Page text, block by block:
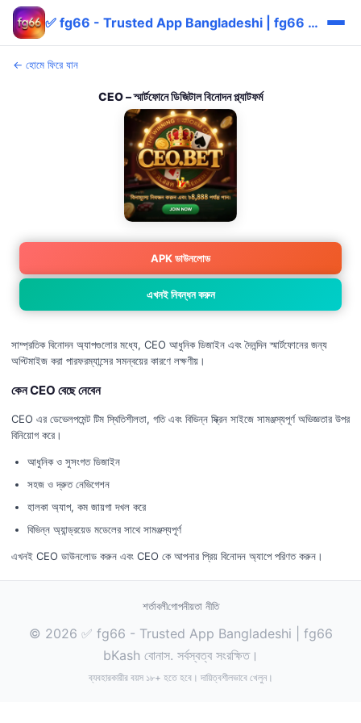
✅ fg66 - Trusted App Bangladeshi | fg66 bKash বোনাস
← হোমে ফিরে যান
CEO – স্মার্টফোনে ডিজিটাল বিনোদন প্ল্যাটফর্ম
APK ডাউনলোড
এখনই নিবন্ধন করুন
সাম্প্রতিক বিনোদন অ্যাপগুলোর মধ্যে, CEO আধুনিক ডিজাইন এবং দৈনন্দিন স্মার্টফোনের জন্য
অপ্টিমাইজ করা পারফরম্যান্সের সমন্বয়ের কারণে লক্ষণীয়।
কেন CEO বেছে নেবেন
CEO এর ডেভেলপমেন্ট টিম স্থিতিশীলতা, গতি এবং বিভিন্ন স্ক্রিন সাইজে সামঞ্জস্যপূর্ণ অভিজ্ঞতার উপর
বিনিয়োগ করে।
আধুনিক ও সুসংগত ডিজাইন
সহজ ও দ্রুত নেভিগেশন
হালকা অ্যাপ, কম জায়গা দখল করে
বিভিন্ন অ্যান্ড্রয়েড মডেলের সাথে সামঞ্জস্যপূর্ণ
এখনই CEO ডাউনলোড করুন এবং CEO কে আপনার প্রিয় বিনোদন অ্যাপে পরিণত করুন।
শর্তাবলীগোপনীয়তা নীতি
© 2026 ✅ fg66 - Trusted App Bangladeshi | fg66
bKash বোনাস. সর্বস্বত্ব সংরক্ষিত।
ব্যবহারকারীর বয়স ১৮+ হতে হবে। দায়িত্বশীলভাবে খেলুন।